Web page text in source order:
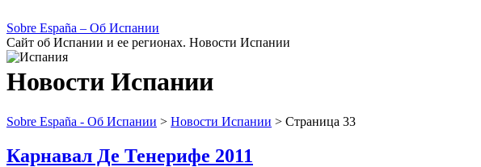
Sobre España – Об Испании
Сайт об Испании и ее регионах. Новости Испании
Новости Испании
Sobre España - Об Испании > Новости Испании > Страница 33
Карнавал Де Тенерифе 2011